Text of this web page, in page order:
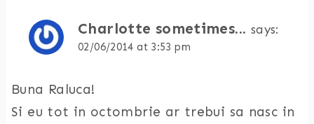
Charlotte sometimes... says:
02/06/2014 at 3:53 pm
Buna Raluca!
Si eu tot in octombrie ar trebui sa nasc in